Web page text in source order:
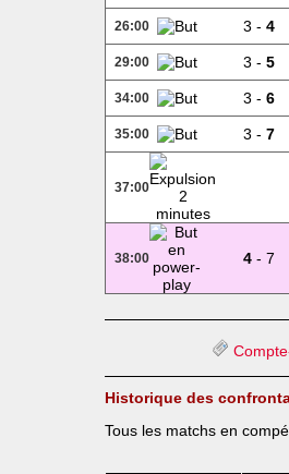
26:00 3 - 4
29:00 3 - 5
34:00 3 - 6
35:00 3 - 7
37:00
38:00 4- 7
Historique des
Tous les matchs en